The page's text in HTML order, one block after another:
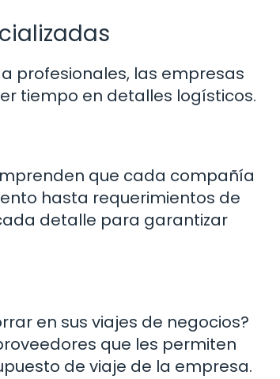
profesionales, las empresas
tiempo en detalles logísticos.
que cada compañía
hasta requerimientos de
detalle para garantizar
en sus viajes de negocios?
que les permiten
de viaje de la empresa.